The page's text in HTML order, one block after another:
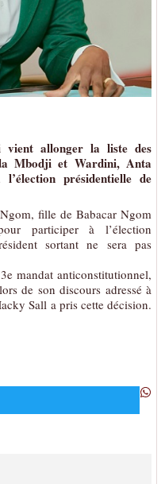
vient allonger la liste des
Mbodji et Wardini, Anta
présidentielle de
fille de Babacar Ngom
participer à l’élection
sortant ne sera pas
mandat anticonstitutionnel,
de son discours adressé à
Sall a pris cette décision.